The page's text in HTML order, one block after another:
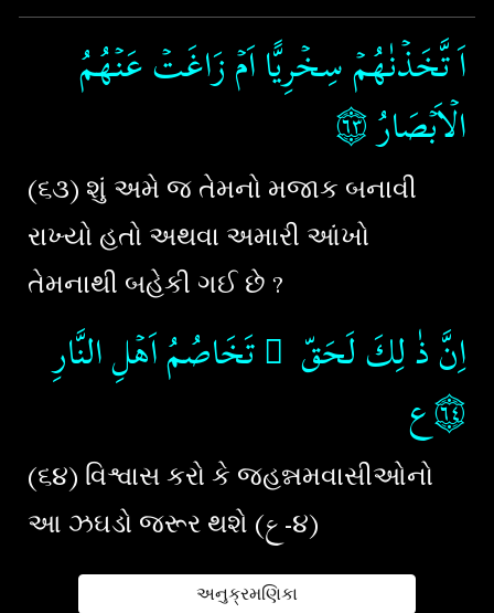
اَ تَّخَذۡنٰهُمۡ سِخۡرِيًّا اَمۡ زَاغَتۡ عَنۡهُمُ
الۡاَبۡصَارُ۝٦٣
(૬૩) શું અમે જ તેમનો મજાક બનાવી
રાખ્યો હતો અથવા અમારી આંખો
તેમનાથી બહેકી ગઈ છે ?
اِنَّ ذٰ لِكَ لَحَقّ ٌ تَخَاصُمُ اَهۡلِ النَّارِ‏
۝٦٤ع
(૬૪) વિશ્વાસ કરો કે જહન્નમવાસીઓનો
આ ઝઘડો જરૂર થશે (ع-૪)
અનુક્રમણિકા